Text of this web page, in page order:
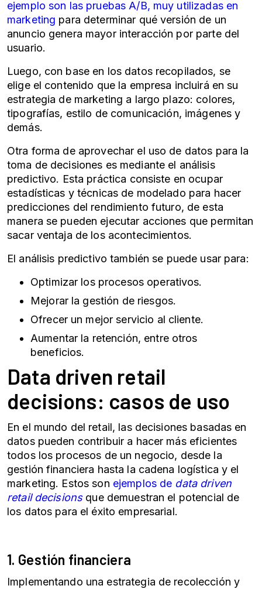
ejemplo son las pruebas A/B, muy utilizadas en
marketing para determinar qué versión de un
anuncio genera mayor interacción por parte del
usuario.
Luego, con base en los datos recopilados, se
elige el contenido que la empresa incluirá en su
estrategia de marketing a largo plazo: colores,
tipografías, estilo de comunicación, imágenes y
demás.
Otra forma de aprovechar el uso de datos para la
toma de decisiones es mediante el análisis
predictivo. Esta práctica consiste en ocupar
estadísticas y técnicas de modelado para hacer
predicciones del rendimiento futuro, de esta
manera se pueden ejecutar acciones que permitan
sacar ventaja de los acontecimientos.
El análisis predictivo también se puede usar para:
Optimizar los procesos operativos.
Mejorar la gestión de riesgos.
Ofrecer un mejor servicio al cliente.
Aumentar la retención, entre otros
beneficios.
Data driven retail
decisions: casos de uso
En el mundo del retail, las decisiones basadas en
datos pueden contribuir a hacer más eficientes
todos los procesos de un negocio, desde la
gestión financiera hasta la cadena logística y el
marketing. Estos son ejemplos de data driven
retail decisions que demuestran el potencial de
los datos para el éxito empresarial.
1. Gestión financiera
Implementando una estrategia de recolección y